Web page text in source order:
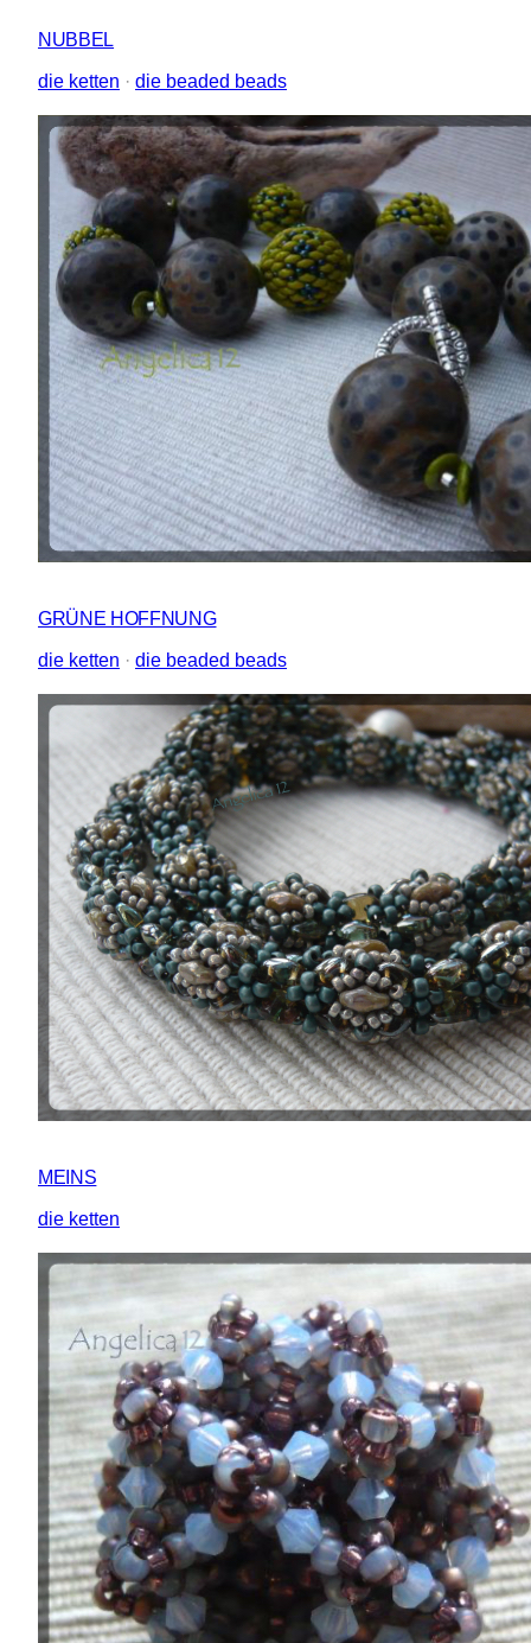
NUBBEL
die ketten · die beaded beads
GRÜNE HOFFNUNG
die ketten · die beaded beads
MEINS
die ketten